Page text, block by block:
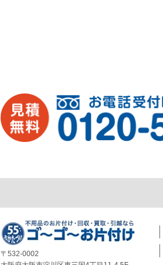
〒532-0002